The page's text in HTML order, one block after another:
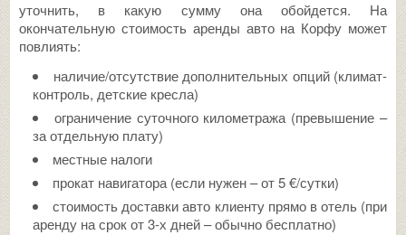
уточнить, в какую сумму она обойдется. На
окончательную стоимость аренды авто на Корфу может
повлиять:
наличие/отсутствие дополнительных опций (климат-
контроль, детские кресла)
ограничение суточного километража (превышение –
за отдельную плату)
местные налоги
прокат навигатора (если нужен – от 5 €/сутки)
стоимость доставки авто клиенту прямо в отель (при
аренду на срок от 3-х дней – обычно бесплатно)